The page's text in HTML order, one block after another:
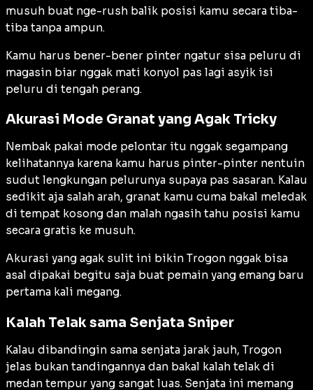
musuh buat nge-rush balik posisi kamu secara tiba-
tiba tanpa ampun.
Kamu harus bener-bener pinter ngatur sisa peluru di
magasin biar nggak mati konyol pas lagi asyik isi
peluru di tengah perang.
Akurasi Mode Granat yang Agak Tricky
Nembak pakai mode pelontar itu nggak segampang
kelihatannya karena kamu harus pinter-pinter nentuin
sudut lengkungan pelurunya supaya pas sasaran. Kalau
sedikit aja salah arah, granat kamu cuma bakal meledak
di tempat kosong dan malah ngasih tahu posisi kamu
secara gratis ke musuh.
Akurasi yang agak sulit ini bikin Trogon nggak bisa
asal dipakai begitu saja buat pemain yang emang baru
pertama kali megang.
Kalah Telak sama Senjata Sniper
Kalau dibandingin sama senjata jarak jauh, Trogon
jelas bukan tandingannya dan bakal kalah telak di
medan tempur yang sangat luas. Senjata ini memang